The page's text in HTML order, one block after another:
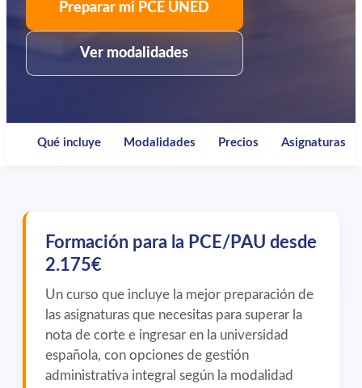
Preparar mi PCE UNED
Ver modalidades
Qué incluye Modalidades Precios Asignaturas
Formación para la PCE/PAU desde
2.175€
Un curso que incluye la mejor preparación de
las asignaturas que necesitas para superar la
nota de corte e ingresar en la universidad
española, con opciones de gestión
administrativa integral según la modalidad